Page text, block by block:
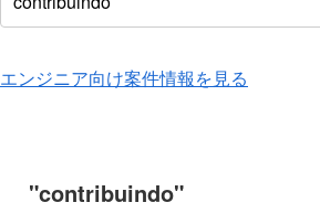
エンジニア向け案件情報を見る
"contribuindo"